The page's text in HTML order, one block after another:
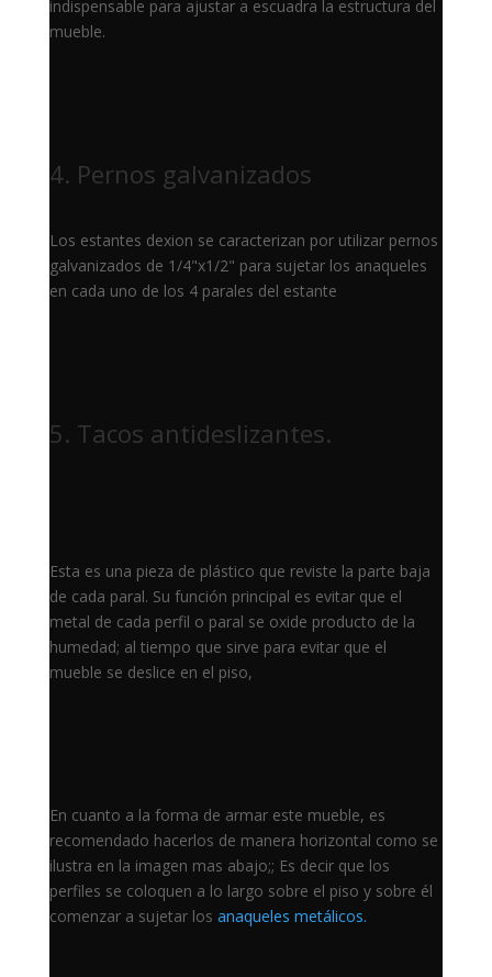
indispensable para ajustar a escuadra la estructura del
mueble.
4. Pernos galvanizados
Los estantes dexion se caracterizan por utilizar pernos
galvanizados de 1/4"x1/2" para sujetar los anaqueles
en cada uno de los 4 parales del estante
5. Tacos antideslizantes.
Esta es una pieza de plástico que reviste la parte baja
de cada paral. Su función principal es evitar que el
metal de cada perfil o paral se oxide producto de la
humedad; al tiempo que sirve para evitar que el
mueble se deslice en el piso,
En cuanto a la forma de armar este mueble, es
recomendado hacerlos de manera horizontal como se
ilustra en la imagen mas abajo;; Es decir que los
perfiles se coloquen a lo largo sobre el piso y sobre él
comenzar a sujetar los anaqueles metálicos.